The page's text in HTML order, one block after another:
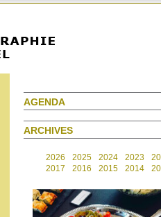
AGENDA
ARCHIVES
2026 2025 2024 2023
2017
2016 2015 2014